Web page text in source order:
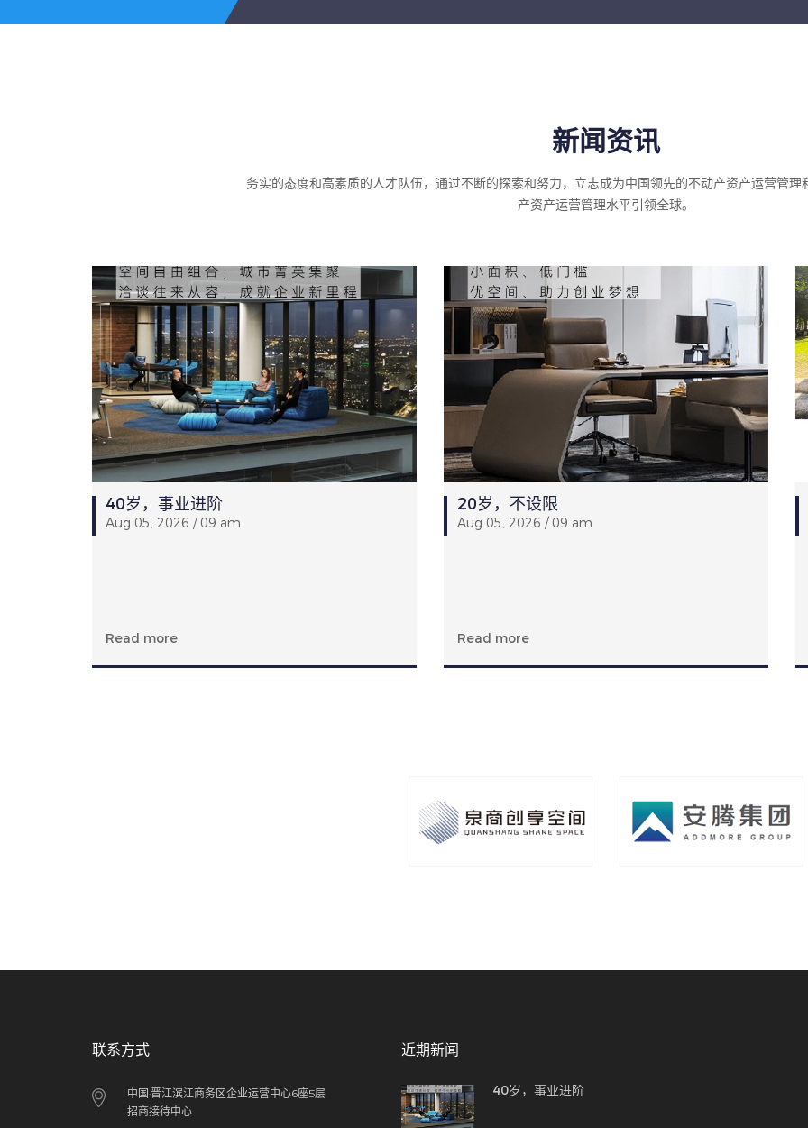
新闻资讯
务实的态度和高素质的人才队伍，通过不断的探索和努力，立志成为中国领先的不动产资产运营管
产资产运营管理水平引领全球。
40岁，事业进阶
Aug 05, 2026 / 09 am
Read more
20岁，不设限
Aug 05, 2026 / 09 am
Read more
联系方式
中国·晋江滨江商务区企业运营中心6座5层
招商接待中心
近期新闻
40岁，事业进阶